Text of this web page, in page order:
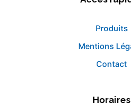
Produits
Mentions
Contact
Horaires